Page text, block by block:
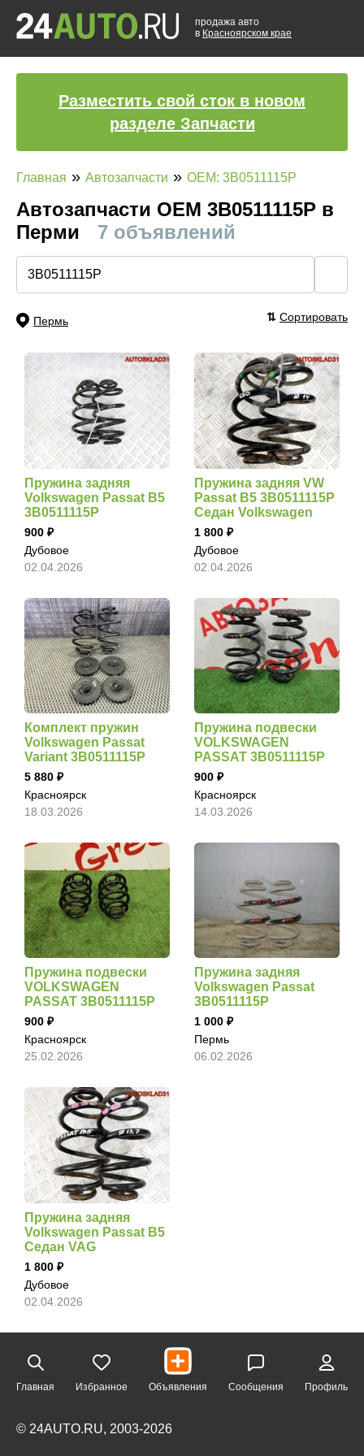
продажа авто
в Красноярском крае
Разместить свой сток в новом
разделе Запчасти
Главная » Автозапчасти » OEM: 3B0511115P
Автозапчасти ОЕМ 3B0511115P в
Перми
7 объявлений
Пермь ⇅ Сортировать
Пружина задняя
Volkswagen Passat B5
3B0511115P
900
Дубовое
02.04.2026
Пружина задняя VW
Passat B5 3B0511115P
Седан Volkswagen
1 800
Дубовое
02.04.2026
Комплект пружин
Volkswagen Passat
Variant 3B0511115P
5 880
Красноярск
18.03.2026
Пружина подвески
VOLKSWAGEN
PASSAT 3B0511115P
900
Красноярск
14.03.2026
Пружина подвески
VOLKSWAGEN
PASSAT 3B0511115P
900
Красноярск
25.02.2026
Пружина задняя
Volkswagen Passat
3B0511115P
1 000
Пермь
06.02.2026
Пружина задняя
Volkswagen Passat B5
Седан VAG
1 800
Дубовое
02.04.2026
Главная Избранное Объявления Сообщения Профиль
© 24AUTO.RU, 2003-2026